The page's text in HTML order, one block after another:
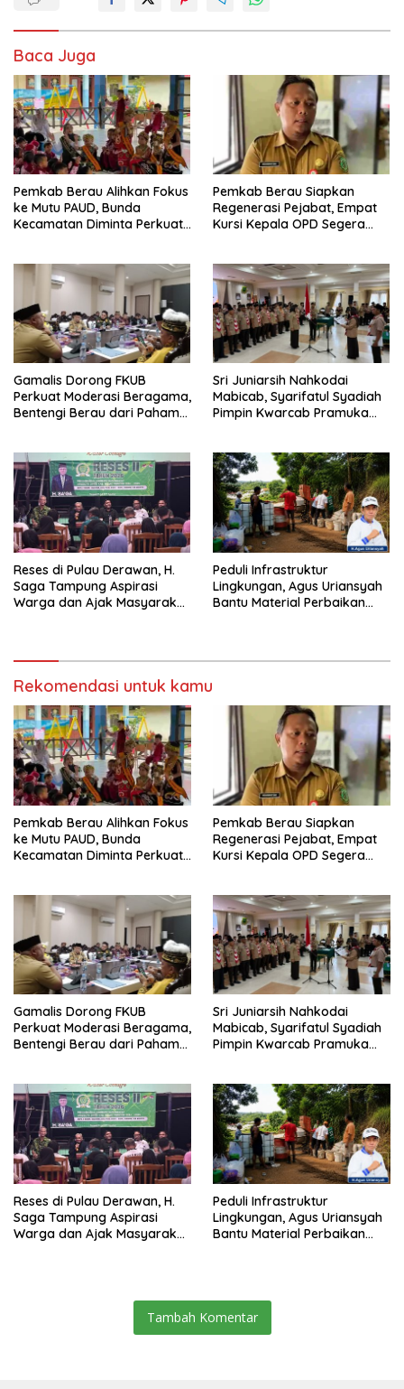
Baca Juga
Pemkab Berau Alihkan Fokus
ke Mutu PAUD, Bunda
Kecamatan Diminta Perkuat
Pemkab Berau Siapkan
Regenerasi Pejabat, Empat
Kursi Kepala OPD Segera
Gamalis Dorong FKUB
Perkuat Moderasi Beragama,
Bentengi Berau dari Paham
Sri Juniarsih Nahkodai
Mabicab, Syarifatul Syadiah
Pimpin Kwarcab Pramuka
Reses di Pulau Derawan, H.
Saga Tampung Aspirasi
Warga dan Ajak Masyarakat
Peduli Infrastruktur
Lingkungan, Agus Uriansyah
Bantu Material Perbaikan
Rekomendasi untuk kamu
Pemkab Berau Alihkan Fokus
ke Mutu PAUD, Bunda
Kecamatan Diminta Perkuat
Pemkab Berau Siapkan
Regenerasi Pejabat, Empat
Kursi Kepala OPD Segera
Gamalis Dorong FKUB
Perkuat Moderasi Beragama,
Bentengi Berau dari Paham
Sri Juniarsih Nahkodai
Mabicab, Syarifatul Syadiah
Pimpin Kwarcab Pramuka
Reses di Pulau Derawan, H.
Saga Tampung Aspirasi
Warga dan Ajak Masyarakat
Peduli Infrastruktur
Lingkungan, Agus Uriansyah
Bantu Material Perbaikan
Tambah Komentar